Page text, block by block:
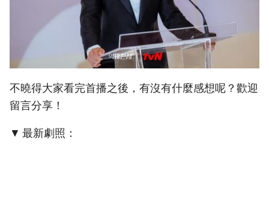
不曉得大家看完首播之後，有沒有什麼感想呢？歡迎
留言分享！
▼ 最新劇照：